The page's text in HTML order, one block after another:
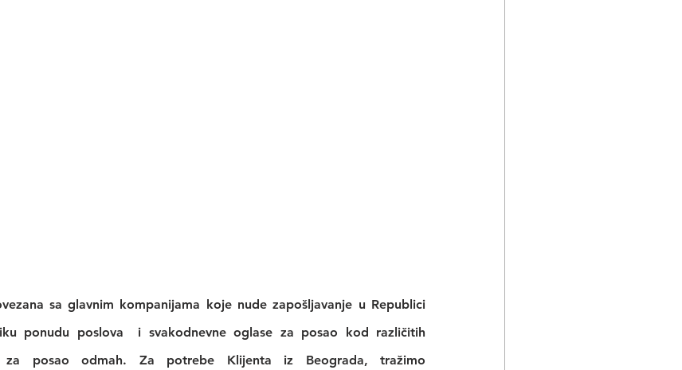
sa glavnim kompanijama koje nude zapošljavanje u Republici
ponudu poslova  i svakodnevne oglase za posao kod različitih
za posao odmah. Za potrebe Klijenta iz Beograda, tražimo